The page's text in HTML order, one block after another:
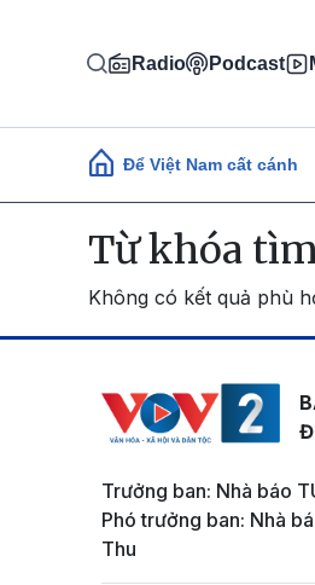
Radio Podcast
Main navigation
Để Việt Nam cất cánh
Từ khóa
Không có kết quả phù
Trưởng ban: Nhà báo
Phó trưởng ban: Nhà
Thu